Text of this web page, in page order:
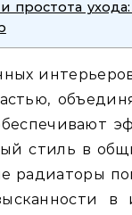
простота
стиль в
радиаторы